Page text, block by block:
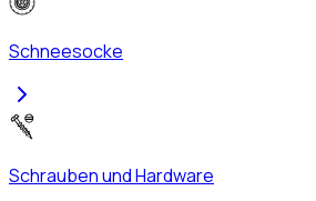
Schneesocke
Schrauben und Hardware